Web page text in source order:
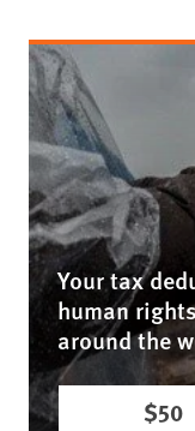
Your tax
human
around the
$50